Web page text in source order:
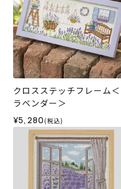
クロスステッチフレーム＜
ラベンダー＞
¥5,280 (税込)